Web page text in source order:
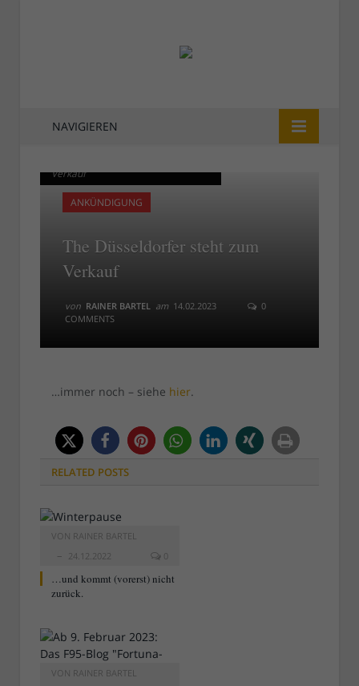
NAVIGIEREN
Verkauf
ANKÜNDIGUNG
The Düsseldorfer steht zum
Verkauf
von RAINER BARTEL am 14.02.2023
0
COMMENTS
Verkauf
…immer noch – siehe hier.
RELATED POSTS
VON RAINER BARTEL
24.12.2022
0
…und kommt (vorerst) nicht
zurück.
VON RAINER BARTEL